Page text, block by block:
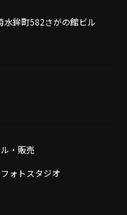
鉾町582さがの館ビル
・販売
フォトスタジオ